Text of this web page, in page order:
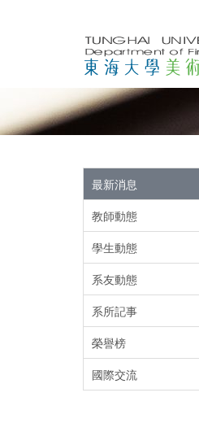
最新消息
教師動態
學生動態
系友動態
系所記事
榮譽榜
國際交流